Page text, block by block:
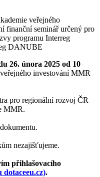
veřejného
finanční seminář určený pro
programu Interreg
DANUBE
26. února 2025 od 10
investování MMR
pro regionální rozvoj ČR
MMR.
nezajišťujeme.
přihlašovacího
dotaceeu.cz).